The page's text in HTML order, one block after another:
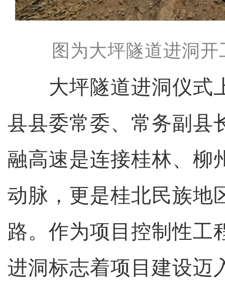
图为大坪隧道进洞
大坪隧道进洞仪式
县县委常委、常务副县
融高速是连接桂林、柳
动脉，更是桂北民族地
路。作为项目控制性工
进洞标志着项目建设迈